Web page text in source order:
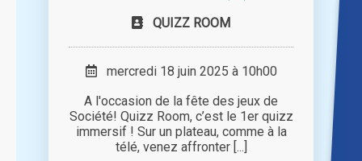
QUIZZ ROOM
mercredi 18 juin 2025 à 10h00
A l'occasion de la fête des jeux de
Société! Quizz Room, c’est le 1er quizz
immersif ! Sur un plateau, comme à la
télé, venez affronter [...]